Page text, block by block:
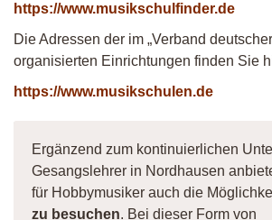
https://www.musikschulfinder.de
Die Adressen der im „Verband
organisierten Einrichtungen finden Sie
https://www.musikschulen.de
Ergänzend zum kontinuierlichen
Gesangslehrer in Nordhausen
für Hobbymusiker auch die
zu besuchen. Bei dieser Form von